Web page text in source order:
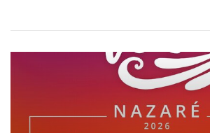
ANIMAÇÃO DE VERÃO DE JULHO